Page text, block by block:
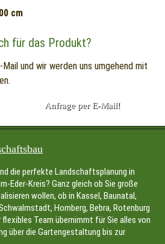
cm
für das Produkt?
und wir werden uns umgehend mit
Anfrage per E-Mail!
die perfekte Landschaftsplanung in
Eder-Kreis? Ganz gleich ob Sie große
wollen, ob in Kassel, Baunatal,
Homberg, Bebra, Rotenburg
flexibles Team übernimmt für Sie alles von
über die Gartengestaltung bis zur